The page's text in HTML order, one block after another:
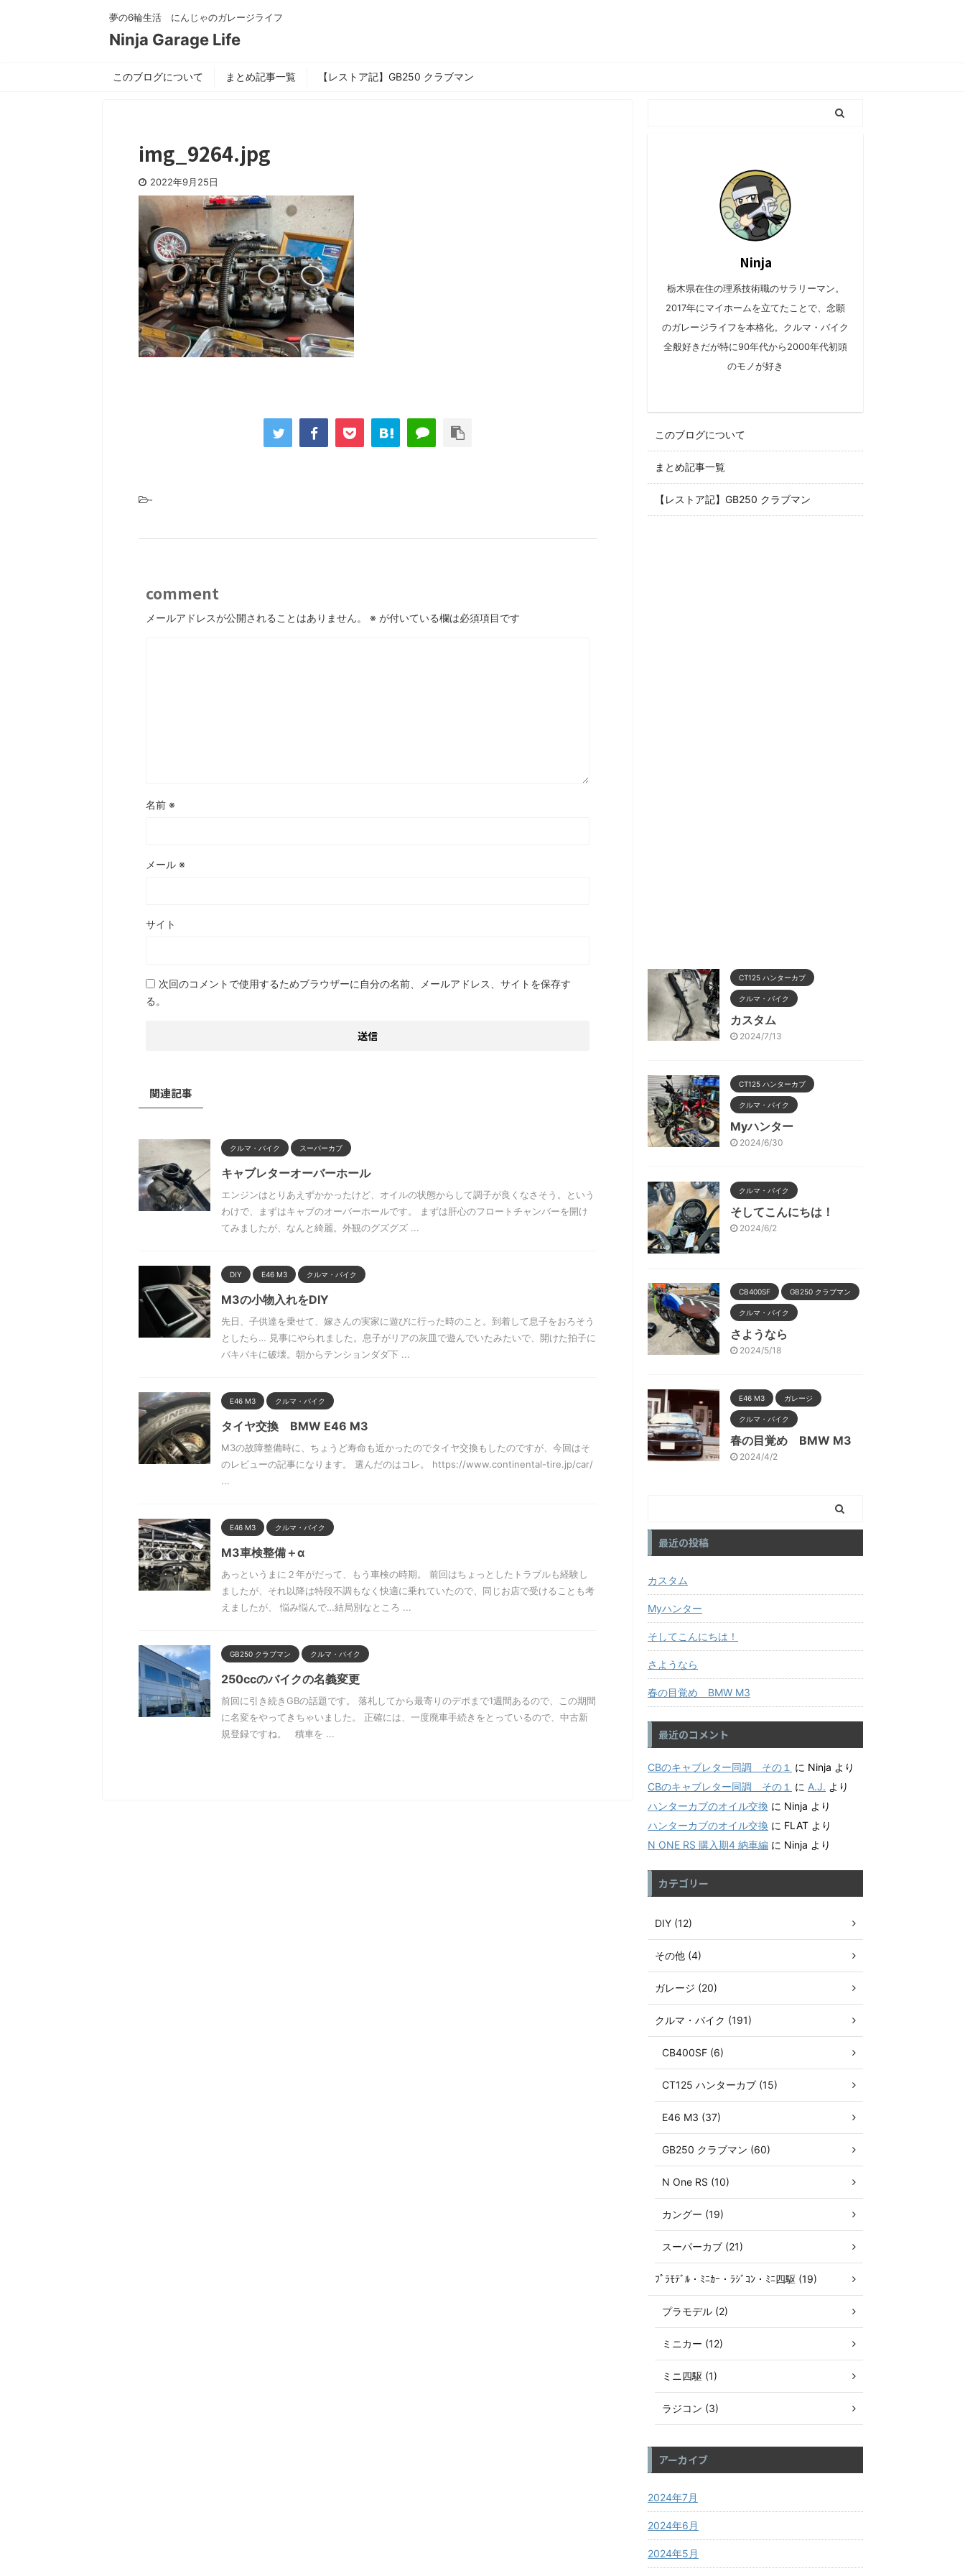
夢の6輪生活 にんじゃのガレージライフ
Ninja Garage Life
このブログについて まとめ記事一覧 【レストア記】GB250 クラブマン
img_9264.jpg
2022年9月25日
-
comment
メールアドレスが公開されることはありません。 ※ が付いている欄は必須項目です
名前 ※
メール ※
サイト
次回のコメントで使用するためブラウザーに自分の名前、メールアドレス、サイトを保存す
る。
関連記事
クルマ・バイク スーパーカブ
キャブレターオーバーホール
エンジンはとりあえずかかったけど、オイルの状態からして調子が良くなさそう。という
わけで、まずはキャブのオーバーホールです。 まずは肝心のフロートチャンバーを開け
てみましたが、なんと綺麗。外観のグズグズ ...
DIY E46 M3 クルマ・バイク
M3の小物入れをDIY
先日、子供達を乗せて、嫁さんの実家に遊びに行った時のこと。到着して息子をおろそう
としたら… 見事にやられました。息子がリアの灰皿で遊んでいたみたいで、開けた拍子に
バキバキに破壊。朝からテンションダダ下 ...
E46 M3 クルマ・バイク
タイヤ交換 BMW E46 M3
M3の故障整備時に、ちょうど寿命も近かったのでタイヤ交換もしたのですが、今回はそ
のレビューの記事になります。 選んだのはコレ。 https://www.continental-tire.jp/car/
...
E46 M3 クルマ・バイク
M3車検整備＋α
あっというまに２年がだって、もう車検の時期。 前回はちょっとしたトラブルも経験し
ましたが、それ以降は特段不調もなく快適に乗れていたので、同じお店で受けることも考
えましたが、 悩み悩んで…結局別なところ ...
GB250 クラブマン クルマ・バイク
250ccのバイクの名義変更
前回に引き続きGBの話題です。 落札してから最寄りのデポまで1週間あるので、この期間
に名変をやってきちゃいました。 正確には、一度廃車手続きをとっているので、中古新
規登録ですね。 積車を ...
Ninja
栃木県在住の理系技術職のサラリーマン。
2017年にマイホームを立てたことで、念願
のガレージライフを本格化。クルマ・バイク
全般好きだが特に90年代から2000年代初頭
のモノが好き
このブログについて
まとめ記事一覧
【レストア記】GB250 クラブマン
CT125 ハンターカブ
クルマ・バイク
カスタム
2024/7/13
CT125 ハンターカブ
クルマ・バイク
Myハンター
2024/6/30
クルマ・バイク
そしてこんにちは！
2024/6/2
CB400SF GB250 クラブマン
クルマ・バイク
さようなら
2024/5/18
E46 M3 ガレージ
クルマ・バイク
春の目覚め BMW M3
2024/4/2
最近の投稿
カスタム
Myハンター
そしてこんにちは！
さようなら
春の目覚め BMW M3
最近のコメント
CBのキャブレター同調 その１ に Ninja より
CBのキャブレター同調 その１
に A.J. より
ハンターカブのオイル交換 に Ninja より
ハンターカブのオイル交換 に FLAT より
N ONE RS 購入期4 納車編 に Ninja より
カテゴリー
DIY (12)
その他 (4)
ガレージ (20)
クルマ・バイク (191)
CB400SF (6)
CT125 ハンターカブ (15)
E46 M3 (37)
GB250 クラブマン (60)
N One RS (10)
カングー (19)
スーパーカブ (21)
ﾌﾟﾗﾓﾃﾞﾙ・ﾐﾆｶｰ・ﾗｼﾞｺﾝ・ﾐﾆ四駆 (19)
プラモデル (2)
ミニカー (12)
ミニ四駆 (1)
ラジコン (3)
アーカイブ
2024年7月
2024年6月
2024年5月